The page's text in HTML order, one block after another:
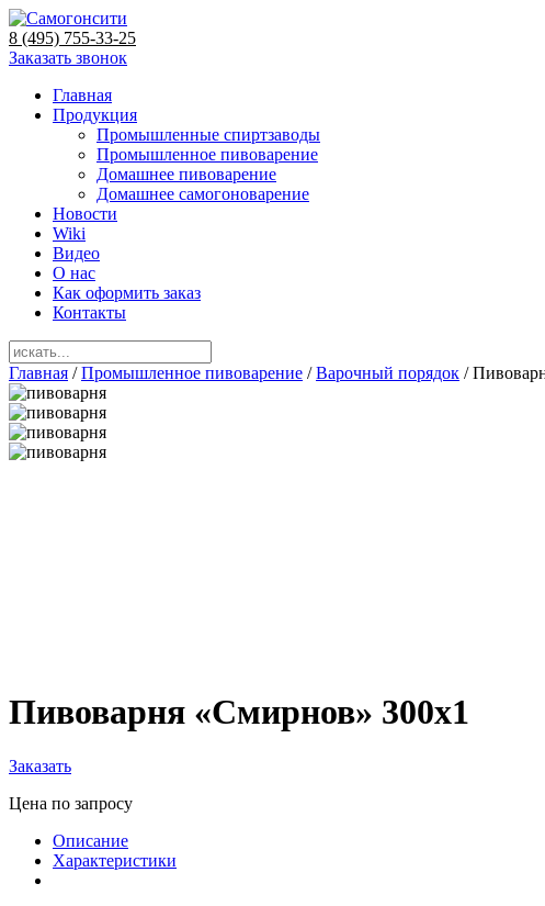
8 (495) 755-33-25
Заказать звонок
Главная
Продукция
Промышленные спиртзаводы
Промышленное пивоварение
Домашнее пивоварение
Домашнее самогоноварение
Новости
Wiki
Видео
О нас
Как оформить заказ
Контакты
Главная /Промышленное пивоварение /Варочный порядок /
Пивоварня «Смирнов» 300х1
Заказать
Цена по запросу
Описание
Характеристики